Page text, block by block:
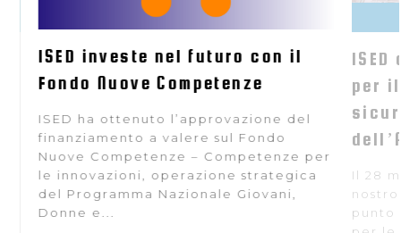
ISED investe nel futuro con il
Fondo Nuove Competenze
ISED ha ottenuto l’approvazione del
finanziamento a valere sul Fondo
Nuove Competenze – Competenze per
le innovazioni, operazione strategica
del Programma Nazionale Giovani,
Donne e...
per
Il 28
punto